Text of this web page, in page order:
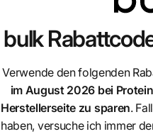
bulk
Verwende den folgenden
im August 2026 bei
Herstellerseite zu sparen.
haben, versuche ich immer